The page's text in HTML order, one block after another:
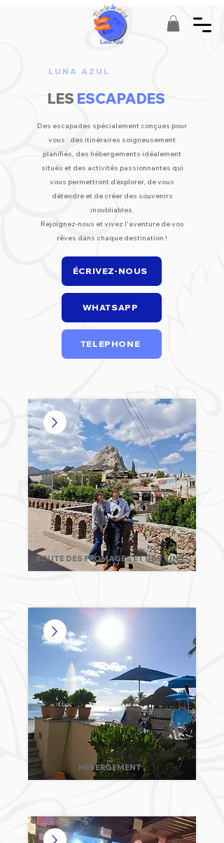
LUNA AZUL
LES ESCAPADES
Des escapades spécialement conçues pour
vous : des itinéraires soigneusement
planifiés, des hébergements idéalement
situés et des activités passionnantes qui
vous permettront d’explorer, de vous
détendre et de créer des souvenirs
inoubliables.
Rejoignez-nous et vivez l'aventure de vos
rêves dans chaque destination !
ÉCRIVEZ-NOUS
WHATSAPP
TELEPHONE
ROUTE DES FROMAGES ET DES VINS
HÉBERGEMENT